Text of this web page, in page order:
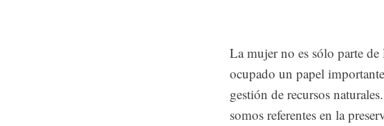
La mujer no es sólo parte
ocupado un papel
gestión de recursos
somos referentes en la